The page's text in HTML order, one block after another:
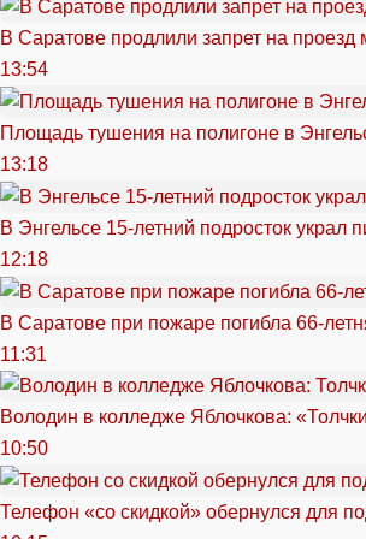
В Саратове продлили запрет на
13:54
Площадь тушения на полигоне в
13:18
В Энгельсе 15-летний подросток украл
12:18
В Саратове при пожаре погибла 66-
11:31
Володин в колледже Яблочкова:
10:50
Телефон «со скидкой» обернулся для